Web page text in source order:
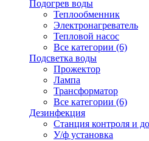
Подогрев воды
Теплообменник
Электронагреватель
Тепловой насос
Все категории (6)
Подсветка воды
Прожектор
Лампа
Трансформатор
Все категории (6)
Дезинфекция
Станция контроля и
У/ф установка